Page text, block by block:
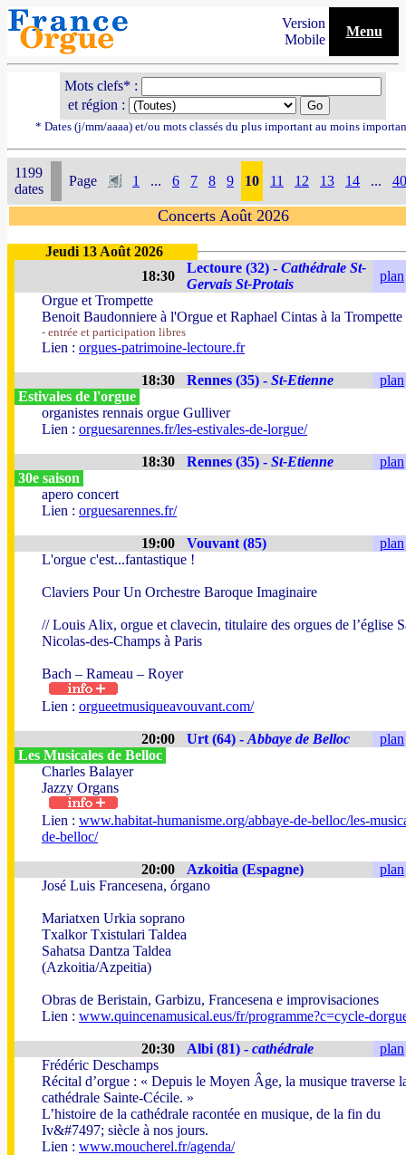
Version
Mobile
Menu
Mots clefs* :
et région :
* Dates (j/mm/aaaa) et/ou mots classés du plus important au moins
1199
dates
Page 1 ... 6 7 8 9 10 11 12 13 14 ... 40
Concerts Août 2026
Jeudi 13 Août 2026
18:30
Lectoure (32) - Cathédrale St-
Gervais St-Protais
plan
Orgue et Trompette
Benoit Baudonniere à l'Orgue et Raphael Cintas à la Trompette
- entrée et participation libres
Lien : orgues-patrimoine-lectoure.fr
18:30 Rennes (35) - St-Etienne
plan
Estivales de l'orgue
organistes rennais orgue Gulliver
Lien : orguesarennes.fr/les-estivales-de-lorgue/
18:30 Rennes (35) - St-Etienne
plan
30e saison
apero concert
Lien : orguesarennes.fr/
19:00 Vouvant (85)
plan
L'orgue c'est...fantastique !
Claviers Pour Un Orchestre Baroque Imaginaire
// Louis Alix, orgue et clavecin, titulaire des orgues de l’église
Nicolas-des-Champs à Paris
Bach – Rameau – Royer
Lien : orgueetmusiqueavouvant.com/
20:00 Urt (64) - Abbaye de Belloc
plan
Les Musicales de Belloc
Charles Balayer
Jazzy Organs
Lien : www.habitat-humanisme.org/abbaye-de-belloc/les-
de-belloc/
20:00 Azkoitia (Espagne)
plan
José Luis Francesena, órgano
Mariatxen Urkia soprano
Txalkor Txistulari Taldea
Sahatsa Dantza Taldea
(Azkoitia/Azpeitia)
Obras de Beristain, Garbizu, Francesena e improvisaciones
Lien : www.quincenamusical.eus/fr/programme?c=cycle-
20:30 Albi (81) - cathédrale
plan
Frédéric Deschamps
Récital d’orgue : « Depuis le Moyen Âge, la musique traverse
cathédrale Sainte-Cécile. »
L’histoire de la cathédrale racontée en musique, de la fin du
Iv&#7497; siècle à nos jours.
Lien : www.moucherel.fr/agenda/